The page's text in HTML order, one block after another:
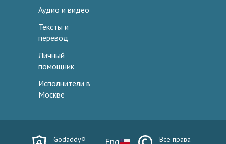
Аудио и видео
Тексты и
перевод
Личный
помощник
Исполнители в
Москве
Godaddy®
Все права